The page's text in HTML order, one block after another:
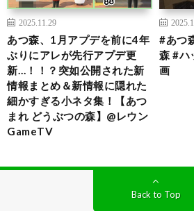
2025.11.29
あつ森、1月アプデを前に4年
ぶりにアレが先行アプデ更
新…！！？突如公開された新
情報まとめ＆新情報に隠れた
細かすぎる小ネタ集！【あつ
まれ どうぶつの森】@レウン
GameTV
#あつ
森 #ハ
画
Back to Top